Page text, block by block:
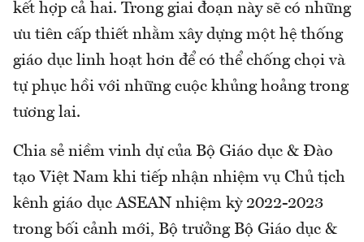
kết hợp cả hai. Trong giai đoạn này sẽ có những
ưu tiên cấp thiết nhằm xây dựng một hệ thống
giáo dục linh hoạt hơn để có thể chống chọi và
tự phục hồi với những cuộc khủng hoảng trong
tương lai.
Chia sẻ niềm vinh dự của Bộ Giáo dục & Đào
tạo Việt Nam khi tiếp nhận nhiệm vụ Chủ tịch
kênh giáo dục ASEAN nhiệm kỳ 2022-2023
trong bối cảnh mới, Bộ trưởng Bộ Giáo dục &